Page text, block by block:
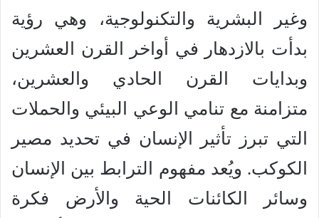
وغير البشرية والتكنولوجية، وهي رؤية
بدأت بالازدهار في أواخر القرن العشرين
وبدايات القرن الحادي والعشرين،
متزامنة مع تنامي الوعي البيئي والحملات
التي تبرز تأثير الإنسان في تحديد مصير
الكوكب. ويُعد مفهوم الترابط بين الإنسان
وسائر الكائنات الحية والأرض فكرة